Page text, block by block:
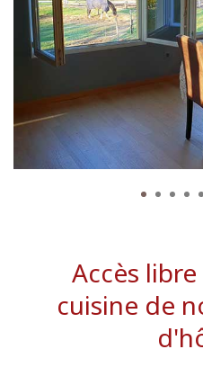
1 2 3 4
Accès
cuisine de